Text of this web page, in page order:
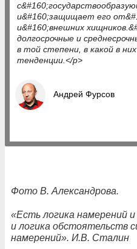
и&#160;защищает его
и&#160;внешних
долгосрочные и
в той степени, в какой в
тенденции.</p>
Андрей Фурсов
Фото В. Александрова.
«Есть логика намерений
и логика обстоятельств
намерений». И.В. Сталин